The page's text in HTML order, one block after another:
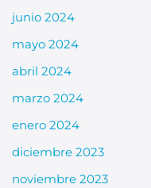
junio 2024
mayo 2024
abril 2024
marzo 2024
enero 2024
diciembre 2023
noviembre 2023